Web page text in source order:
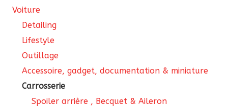
Voiture
Detailing
Lifestyle
Outillage
Accessoire, gadget, documentation & miniature
Carrosserie
Spoiler arrière , Becquet & Aileron